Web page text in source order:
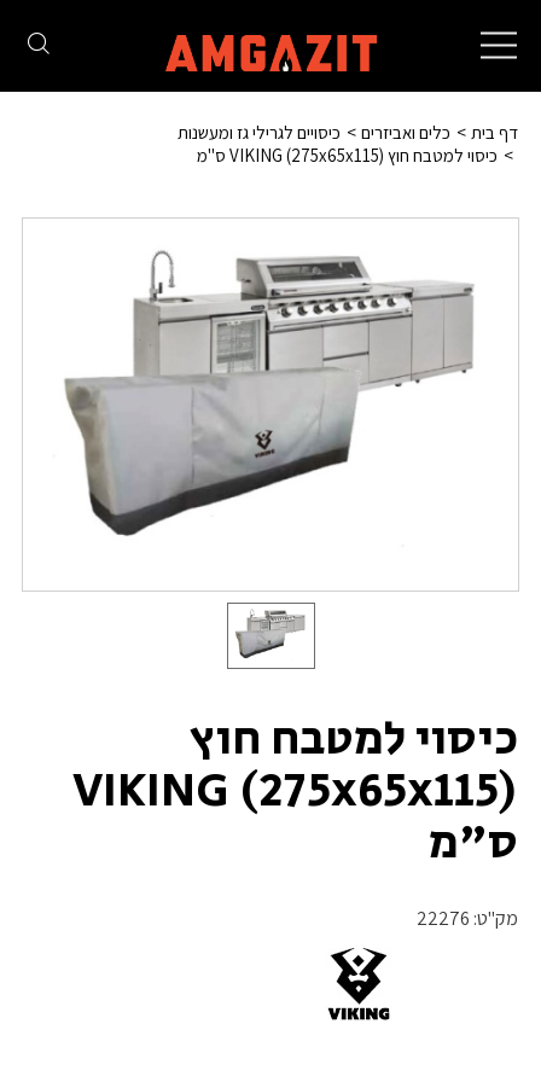
Toggle
navigation
דף בית כלים ואביזרים
כיסויים לגרילי גז ומעשנות
כיסוי למטבח חוץ (275x65x115) VIKING ס"מ
כיסוי למטבח חוץ
(275x65x115) VIKING
ס"מ
מק"ט: 22276